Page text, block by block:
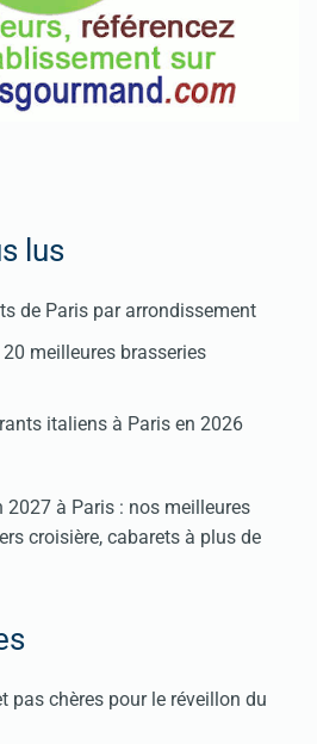
enregistrer
votre
restaurant
lus
de Paris par arrondissement
meilleures brasseries
italiens à Paris en 2026
2027 à Paris : nos meilleures
croisière, cabarets à plus de
pas chères pour le réveillon du